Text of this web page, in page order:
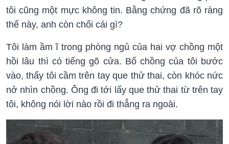
tôi cũng một mực không tin. Bằng chứng đã rõ ràng
thế này, anh còn chối cái gì?
Tôi làm ầm ĩ trong phòng ngủ của hai vợ chồng một
hồi lâu thì có tiếng gõ cửa. Bố chồng của tôi bước
vào, thấy tôi cầm trên tay que thử thai, còn khóc nức
nở nhìn chồng. Ông đi tới lấy que thử thai từ trên tay
tôi, không nói lời nào rồi đi thẳng ra ngoài.